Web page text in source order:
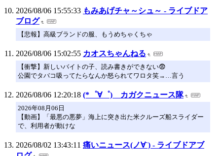
2026/08/06 15:55:33 もみあげチャ～シュ～ - ライブドア
ブログ
【悲報】高級ブランドの服、もうめちゃくちゃ
2026/08/06 15:02:55 カオスちゃんねる
【衝撃】新しいバイトの子、読み書きができない😨
公園でタバコ吸ってたらなんか怒られてワロタ笑→…言う
2026/08/06 12:20:18 (*゜∀゜)ゞカガクニュース隊
2026年08月06日
【動画】「最悪の悪夢」海上に突き出た米クルーズ船スライダー
で、利用者が動けな
2026/08/02 13:43:11 痛いニュース(ノ∀`) - ライブドアブ